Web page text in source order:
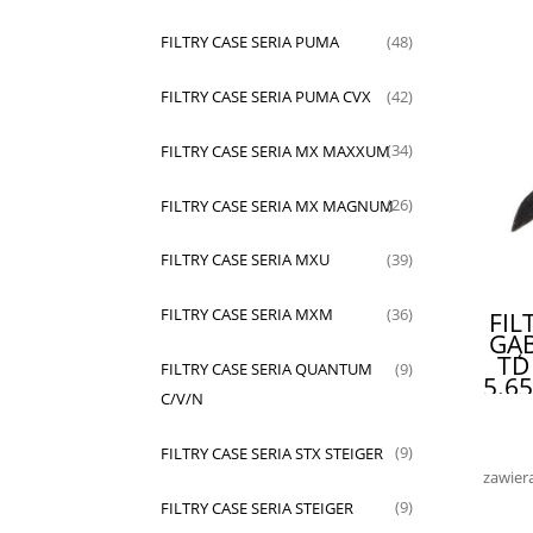
FILTRY CASE SERIA PUMA (48)
FILTRY CASE SERIA PUMA CVX (42)
FILTRY CASE SERIA MX MAXXUM(34)
FILTRY CASE SERIA MX MAGNUM(26)
FILTRY CASE SERIA MXU (39)
FILTRY CASE SERIA MXM (36)
FILTRY CASE SERIA QUANTUM
C/V/N
(9)
FILTRY CASE SERIA STX STEIGER (9)
FILTRY CASE SERIA STEIGER (9)